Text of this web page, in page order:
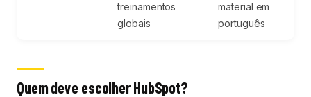
treinamentos
globais
material em
português
Quem deve escolher HubSpot?